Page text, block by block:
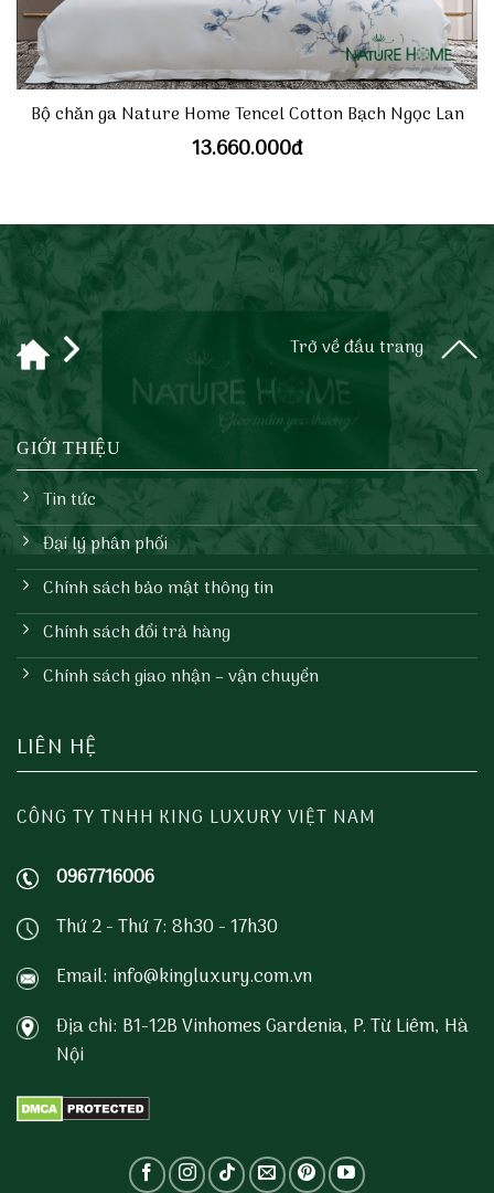
Bộ chăn ga Nature Home Tencel Cotton Bạch Ngọc Lan
13.660.000đ
Trở về đầu trang
GIỚI THIỆU
Tin tức
Đại lý phân phối
Chính sách bảo mật thông tin
Chính sách đổi trả hàng
Chính sách giao nhận – vận chuyển
LIÊN HỆ
CÔNG TY TNHH KING LUXURY VIỆT NAM
0967716006
Thứ 2 - Thứ 7: 8h30 - 17h30
Email: info@kingluxury.com.vn
Địa chỉ: B1-12B Vinhomes Gardenia, P. Từ Liêm, Hà
Nội